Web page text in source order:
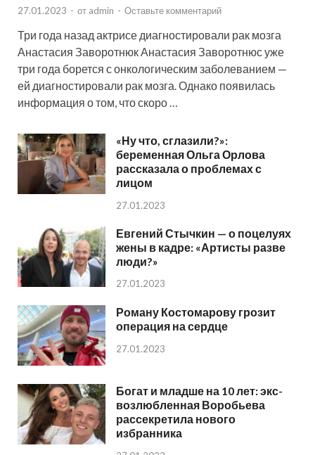
27.01.2023 - от admin - Оставьте комментарий
Три года назад актрисе диагностировали рак мозга
Анастасия Заворотнюк Анастасия Заворотнюс уже
три года борется с онкологическим заболеванием —
ей диагностировали рак мозга. Однако появилась
информация о том, что скоро …
«Ну что, сглазили?»:
беременная Ольга Орлова
рассказала о проблемах с
лицом
27.01.2023
Евгений Стычкин — о поцелуях
жены в кадре: «Артисты разве
люди?»
27.01.2023
Роману Костомарову грозит
операция на сердце
27.01.2023
Богат и младше на 10 лет: экс-
возлюбленная Воробьева
рассекретила нового
избранника